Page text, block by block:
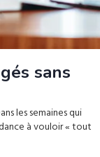
sans
les semaines qui
à vouloir « tout